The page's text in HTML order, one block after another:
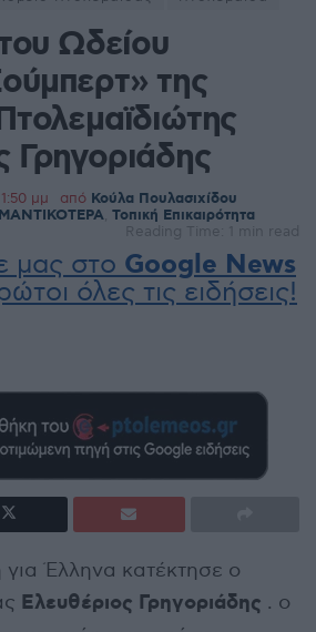
Ωδείου
της
Γρηγοριάδης
μμ από Κούλα Πουλασιχίδου
Τοπική Επικαιρότητα
Reading Time: 1 min read
μας στο Google News
όλες τις ειδήσεις!
Έλληνα κατέκτησε ο
Ελευθέριος Γρηγοριάδης . ο